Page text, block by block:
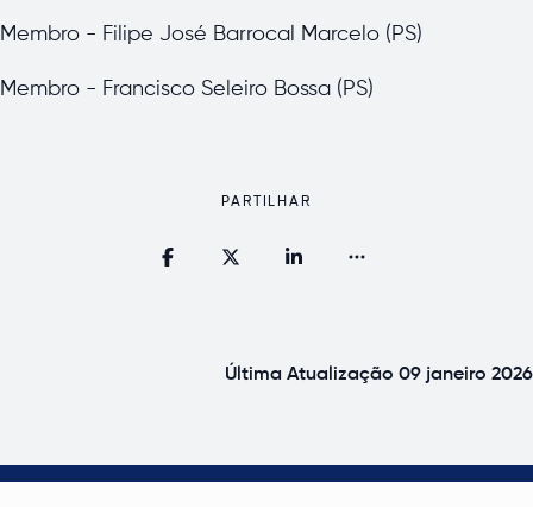
Membro - Filipe José Barrocal Marcelo (PS)
Membro - Francisco Seleiro Bossa (PS)
PARTILHAR
Última Atualização 09 janeiro 2026